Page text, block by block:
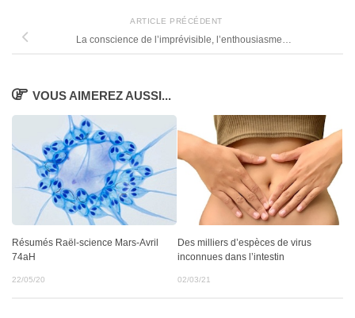
ARTICLE PRÉCÉDENT
La conscience de l’imprévisible, l’enthousiasme…
VOUS AIMEREZ AUSSI...
Résumés Raël-science Mars-Avril
74aH
22/05/20
Des milliers d’espèces de virus
inconnues dans l’intestin
02/03/21